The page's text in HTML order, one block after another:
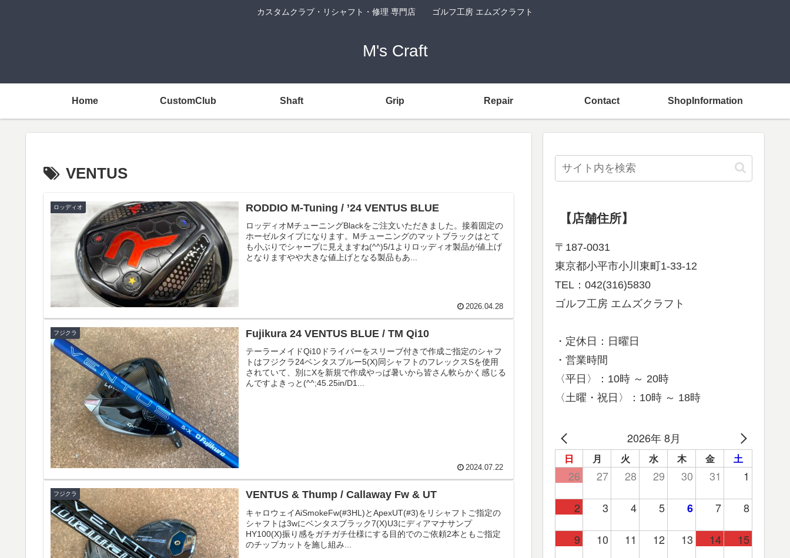
カスタムクラブ・リシャフト・修理 専門店 ゴルフ工房 エムズクラフト
M's Craft
Home CustomClub Shaft Grip Repair Contact ShopInformation
VENTUS
ロッディオ RODDIO M-Tuning / ’24 VENTUS BLUE
ロッディオMチューニングBlackをご注文いただきました。接着固定の
ホーゼルタイプになります。Mチューニングのマットブラックはとて
も小ぶりでシャープに見えますね(^^)5/1よりロッディオ製品が値上げ
となりますやや大きな値上げとなる製品もあ...
2026.04.28
フジクラ Fujikura 24 VENTUS BLUE / TM Qi10
テーラーメイドQi10ドライバーをスリーブ付きで作成ご指定のシャフ
トはフジクラ24ベンタスブルー5(X)同シャフトのフレックスSを使用
されていて、別にXを新規で作成やっぱ暑いから皆さん軟らかく感じる
んですよきっと(^^;45.25in/D1...
2024.07.22
フジクラ VENTUS & Thump / Callaway Fw & UT
キャロウェイAiSmokeFw(#3HL)とApexUT(#3)をリシャフトご指定の
シャフトは3wにベンタスブラック7(X)U3にディアマナサンプ
HY100(X)振り感をガチガチ仕様にする目的でのご依頼2本ともご指定
のチップカットを施し組み...
【店舗住所】
〒187-0031
東京都小平市小川東町1-33-12
TEL：042(316)5830
ゴルフ工房 エムズクラフト
・定休日：日曜日
・営業時間
〈平日〉：10時 ～ 20時
〈土曜・祝日〉：10時 ～ 18時
2026年 8月
日 月 火 水 木 金 土
26 27 28 29 30 31 1
2 3 4 5 6 7 8
9 10 11 12 13 14 15